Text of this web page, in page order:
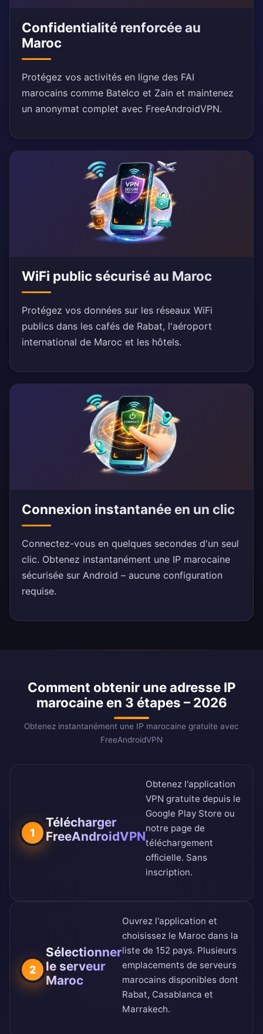
Confidentialité renforcée au
Maroc
Protégez vos activités en ligne des FAI
marocains comme Batelco et Zain et maintenez
un anonymat complet avec FreeAndroidVPN.
WiFi public sécurisé au Maroc
Protégez vos données sur les réseaux WiFi
publics dans les cafés de Rabat, l'aéroport
international de Maroc et les hôtels.
Connexion instantanée en un clic
Connectez-vous en quelques secondes d'un seul
clic. Obtenez instantanément une IP marocaine
sécurisée sur Android – aucune configuration
requise.
Comment obtenir une adresse IP
marocaine en 3 étapes – 2026
Obtenez instantanément une IP marocaine gratuite avec
FreeAndroidVPN
1
Télécharger
FreeAndroidVPN
Obtenez l'application
VPN gratuite depuis le
Google Play Store ou
notre page de
téléchargement
officielle. Sans
inscription.
2
Sélectionner
le serveur
Maroc
Ouvrez l'application et
choisissez le Maroc dans la
liste de 152 pays. Plusieurs
emplacements de serveurs
marocains disponibles dont
Rabat, Casablanca et
Marrakech.